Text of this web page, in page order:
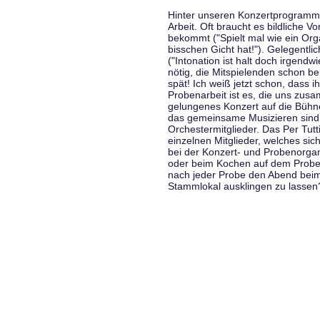
Hinter unseren
Arbeit. Oft braucht es bildliche
bekommt ("Spielt mal wie ein
bisschen Gicht hat!").
("Intonation ist halt doch
nötig, die Mitspielenden schon
spät! Ich weiß jetzt schon, dass
Probenarbeit ist es, die uns
gelungenes Konzert auf die
das gemeinsame Musizieren
Orchestermitglieder. Das Per
einzelnen Mitglieder, welches
bei der Konzert- und
oder beim Kochen auf dem
nach jeder Probe den Abend
Stammlokal ausklingen zu